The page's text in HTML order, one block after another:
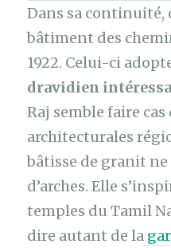
Dans sa continuité,
bâtiment des
1922. Celui-ci
dravidien
Raj semble faire
architecturales
bâtisse de granit
d’arches. Elle
temples du Tamil
dire autant de la